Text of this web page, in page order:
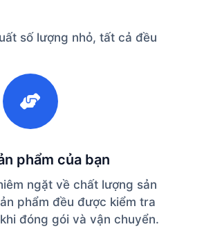
số lượng nhỏ, tất cả đều
phẩm của bạn
ngặt về chất lượng sản
phẩm đều được kiểm tra
đóng gói và vận chuyển.